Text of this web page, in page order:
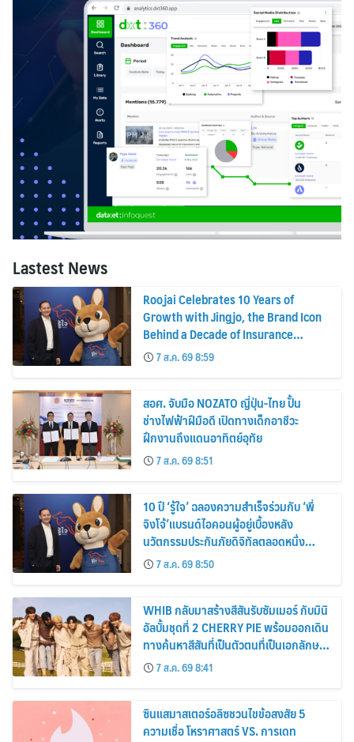
Lastest News
Roojai Celebrates 10 Years of
Growth with Jingjo, the Brand Icon
Behind a Decade of Insurance
Innovation
7 ส.ค. 69 8:59
สอศ. จับมือ NOZATO ญี่ปุ่น-ไทย ปั้น
ช่างไฟฟ้าฝีมือดี เปิดทางเด็กอาชีวะ
ฝึกงานถึงแดนอาทิตย์อุทัย
7 ส.ค. 69 8:51
10 ปี ‘รู้ใจ’ ฉลองความสำเร็จร่วมกับ ‘พี่
จิงโจ้’แบรนด์ไอคอนผู้อยู่เบื้องหลัง
นวัตกรรมประกันภัยดิจิทัลตลอดหนึ่ง
ทศวรรษ
7 ส.ค. 69 8:50
WHIB กลับมาสร้างสีสันรับซัมเมอร์ กับมินิ
อัลบั้มชุดที่ 2 CHERRY PIE พร้อมออกเดิน
ทางค้นหาสีสันที่เป็นตัวตนที่เป็นเอกลักษณ์
ของตัวเอง
7 ส.ค. 69 8:41
ซินแสมาสเตอร์อลิซชวนไขข้อสงสัย 5
ความเชื่อ โหราศาสตร์ VS. การเดท